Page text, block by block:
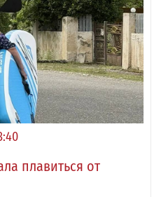
плавиться от